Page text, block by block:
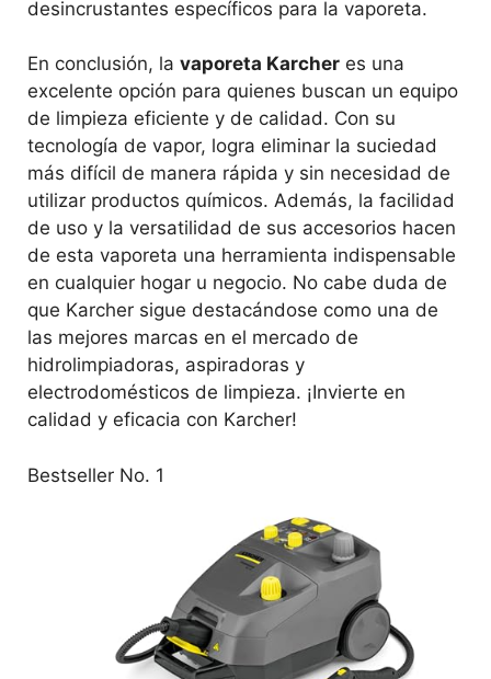
desincrustantes específicos para la vaporeta.
En conclusión, la vaporeta Karcher es una
excelente opción para quienes buscan un equipo
de limpieza eficiente y de calidad. Con su
tecnología de vapor, logra eliminar la suciedad
más difícil de manera rápida y sin necesidad de
utilizar productos químicos. Además, la facilidad
de uso y la versatilidad de sus accesorios hacen
de esta vaporeta una herramienta indispensable
en cualquier hogar u negocio. No cabe duda de
que Karcher sigue destacándose como una de
las mejores marcas en el mercado de
hidrolimpiadoras, aspiradoras y
electrodomésticos de limpieza. ¡Invierte en
calidad y eficacia con Karcher!
Bestseller No. 1